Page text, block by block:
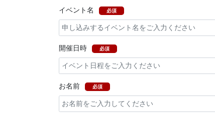
イベント名 必須
開催日時 必須
お名前 必須